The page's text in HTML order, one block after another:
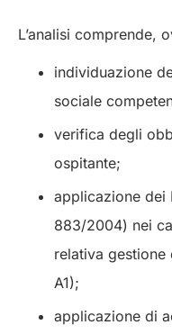
L’analisi comprende,
individuazione
sociale
verifica degli
ospitante;
applicazione dei
883/2004) nei
relativa
A1);
applicazione di